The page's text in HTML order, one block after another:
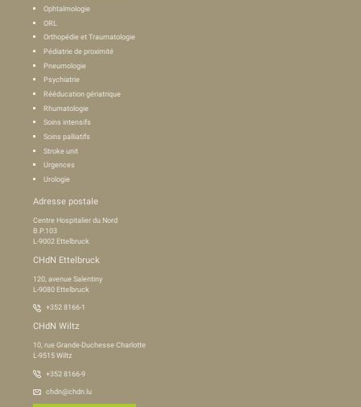
Ophtalmologie
ORL
Orthopédie et Traumatologie
Pédiatrie de proximité
Pneumologie
Psychiatrie
Rééducation gériatrique
Rhumatologie
Soins intensifs
Soins palliatifs
Stroke unit
Urgences
Urologie
Adresse postale
Centre Hospitalier du Nord
B.P.103
L-9002 Ettelbruck
CHdN Ettelbruck
120, avenue Salentiny
L-9080 Ettelbruck
+352 8166-1
CHdN Wiltz
10, rue Grande-Duchesse Charlotte
L-9515 Wiltz
+352 8166-9
chdn@chdn.lu